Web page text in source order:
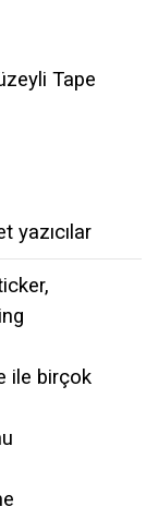
Tape
yazıcılar
ile birçok